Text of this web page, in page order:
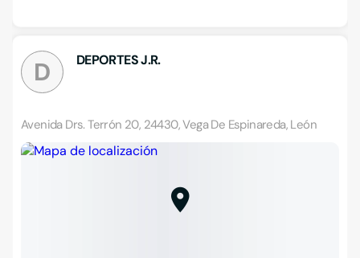
D DEPORTES J.R.
Avenida Drs. Terrón 20, 24430, Vega De Espinareda, León